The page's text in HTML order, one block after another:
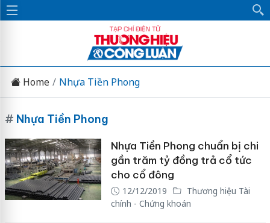
Home Nhựa Tiền Phong
# Nhựa Tiền Phong
Nhựa Tiền Phong chuẩn bị chi
gần trăm tỷ đồng trả cổ tức
cho cổ đông
12/12/2019
Thương hiệu Tài
chính - Chứng khoán